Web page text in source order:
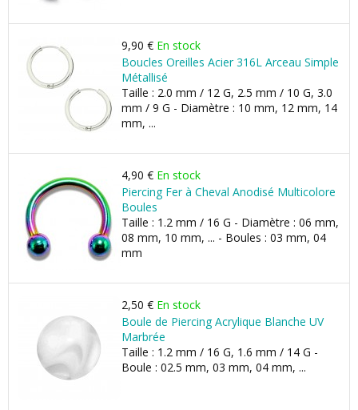
9,90 € En stock
Boucles Oreilles Acier 316L Arceau Simple
Métallisé
Taille : 2.0 mm / 12 G, 2.5 mm / 10 G, 3.0
mm / 9 G - Diamètre : 10 mm, 12 mm, 14
mm, ...
4,90 € En stock
Piercing Fer à Cheval Anodisé Multicolore
Boules
Taille : 1.2 mm / 16 G - Diamètre : 06 mm,
08 mm, 10 mm, ... - Boules : 03 mm, 04
mm
2,50 € En stock
Boule de Piercing Acrylique Blanche UV
Marbrée
Taille : 1.2 mm / 16 G, 1.6 mm / 14 G -
Boule : 02.5 mm, 03 mm, 04 mm, ...